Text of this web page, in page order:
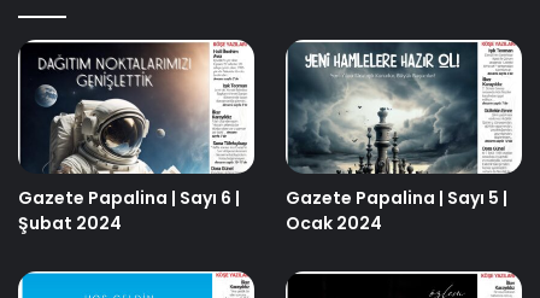
Gazete Papalina | Sayı 6 |
Şubat 2024
Gazete Papalina | Sayı 5 |
Ocak 2024